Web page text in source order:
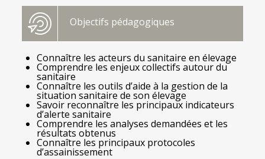
Objectifs pédagogiques
Connaître les acteurs du sanitaire en élevage
Comprendre les enjeux collectifs autour du
sanitaire
Connaître les outils d’aide à la gestion de la
situation sanitaire de son élevage
Savoir reconnaître les principaux indicateurs
d’alerte sanitaire
Comprendre les analyses demandées et les
résultats obtenus
Connaître les principaux protocoles
d’assainissement